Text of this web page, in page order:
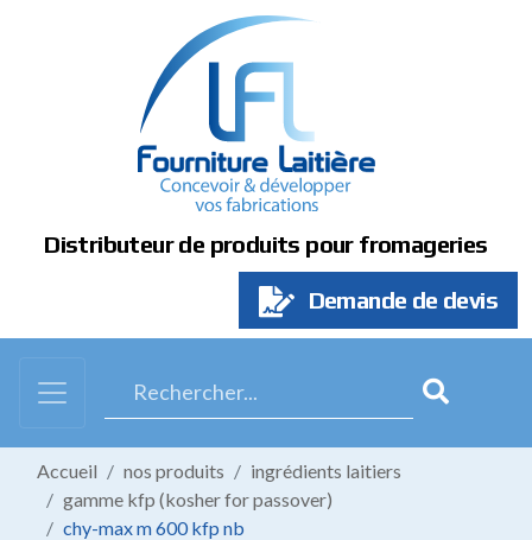
Distributeur de produits pour fromageries
Demande de devis
Accueil nos produits
ingrédients laitiers
gamme kfp (kosher for passover)
chy-max m 600 kfp nb
Panneau de gestion des cookies